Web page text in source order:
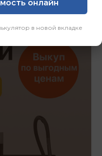
онлайн
в новой вкладке